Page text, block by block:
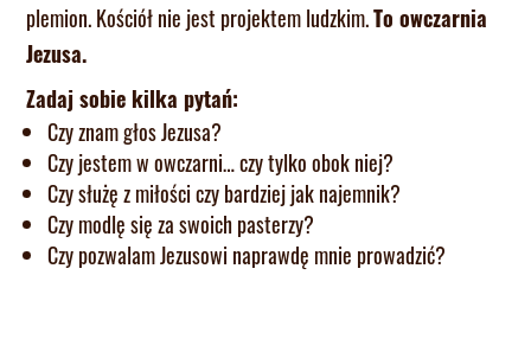
plemion. Kościół nie jest projektem ludzkim.To owczarnia
Jezusa.
Zadaj sobie kilka pytań:
Czy znam głos Jezusa?
Czy jestem w owczarni… czy tylko obok niej?
Czy służę z miłości czy bardziej jak najemnik?
Czy modlę się za swoich pasterzy?
Czy pozwalam Jezusowi naprawdę mnie prowadzić?